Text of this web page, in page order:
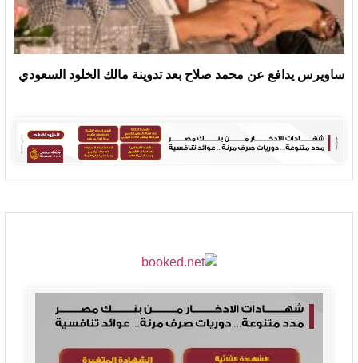
ساويرس يدافع عن محمد صلاح بعد تدوينة مالك الخلود السعودي